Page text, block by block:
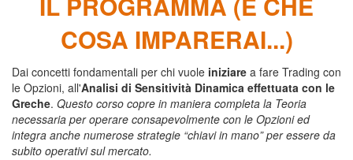
COSA IMPARERAI...)
Dai concetti fondamentali per chi vuole iniziare a fare Trading con
le Opzioni, all'Analisi di Sensitività Dinamica effettuata con le
Greche. Questo corso copre in maniera completa la Teoria
necessaria per operare consapevolmente con le Opzioni ed
integra anche numerose strategie “chiavi in mano” per essere da
subito operativi sul mercato.